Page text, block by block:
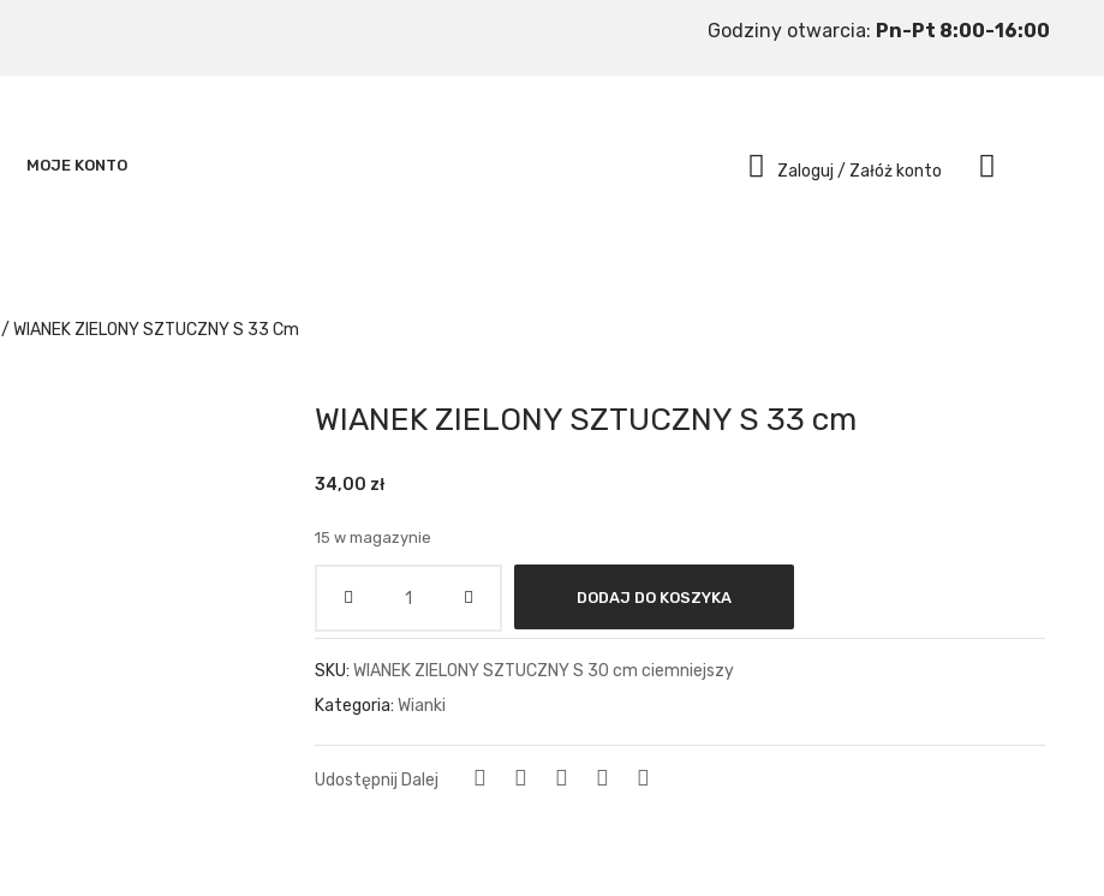
Godziny otwarcia: Pn-Pt 8:00-16:00
MOJE KONTO Zaloguj / Załóż konto
/ WIANEK ZIELONY SZTUCZNY S 33 Cm
WIANEK ZIELONY SZTUCZNY S 33 cm
34,00 zł
15 w magazynie
DODAJ DO KOSZYKA
SKU: WIANEK ZIELONY SZTUCZNY S 30 cm ciemniejszy
Kategoria: Wianki
Udostępnij Dalej